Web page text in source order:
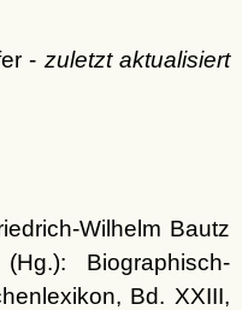
- zuletzt aktualisiert
Wilhelm Bautz
Biographisch-
Bd. XXIII,